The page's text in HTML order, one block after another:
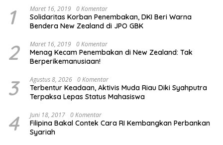
1 Maret 16, 2019 0 Komentar
Solidaritas Korban Penembakan, DKI Beri Warna
Bendera New Zealand di JPO GBK
2 Maret 16, 2019 0 Komentar
Menag Kecam Penembakan di New Zealand: Tak
Berperikemanusiaan!
3 Agustus 8, 2026 0 Komentar
Terbentur Keadaan, Aktivis Muda Riau Diki Syahputra
Terpaksa Lepas Status Mahasiswa
4 Juni 18, 2017 0 Komentar
Filipina Bakal Contek Cara RI Kembangkan Perbankan
Syariah